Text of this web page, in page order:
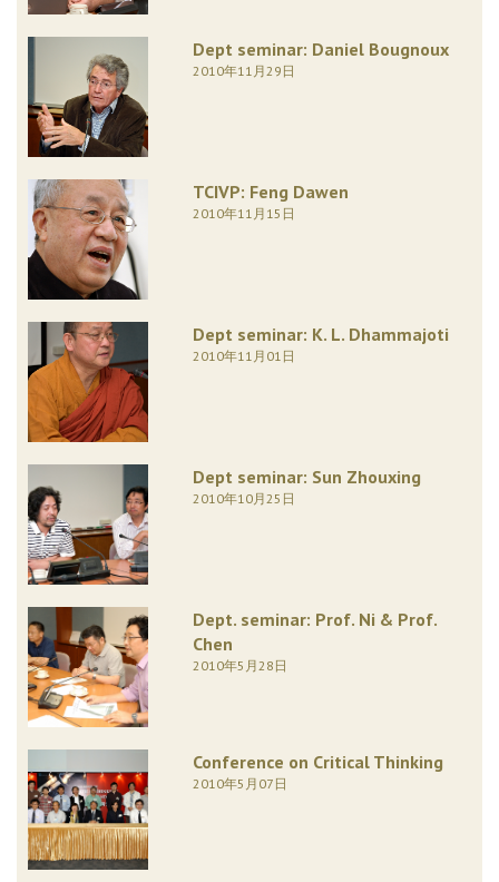
Dept seminar: Daniel Bougnoux
2010年11月29日
TCIVP: Feng Dawen
2010年11月15日
Dept seminar: K. L. Dhammajoti
2010年11月01日
Dept seminar: Sun Zhouxing
2010年10月25日
Dept. seminar: Prof. Ni & Prof.
Chen
2010年5月28日
Conference on Critical Thinking
2010年5月07日